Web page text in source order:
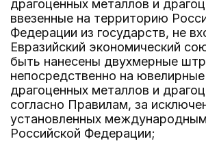
драгоценных металлов и
ввезенные на территорию
Федерации из государств, не
Евразийский экономический
быть нанесены двухмерные
непосредственно на ювелирные
драгоценных металлов и
согласно Правилам, за
установленных
Российской Федерации;